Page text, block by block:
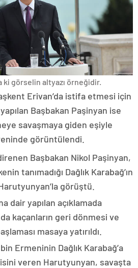
ki görselin altyazı örneğidir.
Erivan’da istifa etmesi için
Başbakan Paşinyan ise
savaşmaya giden eşiyle
görüntülendi.
Başbakan Nikol Paşinyan,
tanımadığı Dağlık Karabağ’ın
görüştü.
dair yapılan açıklamada
kaçanların geri dönmesi ve
masaya yatırıldı.
Ermeninin Dağlık Karabağ’a
veren Harutyunyan, savaşta